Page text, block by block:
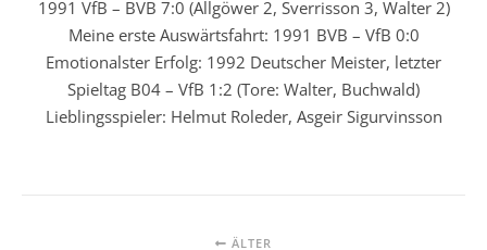
1991 VfB – BVB 7:0 (Allgöwer 2, Sverrisson 3, Walter 2)
Meine erste Auswärtsfahrt: 1991 BVB – VfB 0:0
Emotionalster Erfolg: 1992 Deutscher Meister, letzter
Spieltag B04 – VfB 1:2 (Tore: Walter, Buchwald)
Lieblingsspieler: Helmut Roleder, Asgeir Sigurvinsson
ÄLTER